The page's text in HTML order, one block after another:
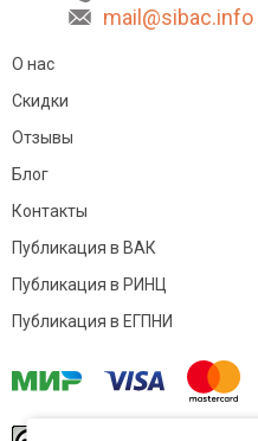
mail@sibac.info
О нас
Скидки
Отзывы
Блог
Контакты
Публикация в ВАК
Публикация в РИНЦ
Публикация в ЕГПНИ